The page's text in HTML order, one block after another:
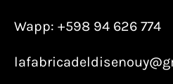
Wapp: +598 94 626 774